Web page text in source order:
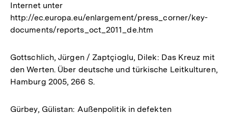
Internet unter
http://ec.europa.eu/enlargement/press_corner/key-
documents/reports_oct_2011_de.htm
Gottschlich, Jürgen / Zaptçioglu, Dilek: Das Kreuz mit
den Werten. Über deutsche und türkische Leitkulturen,
Hamburg 2005, 266 S.
Gürbey, Gülistan: Außenpolitik in defekten